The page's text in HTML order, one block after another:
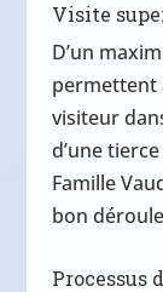
Visite
D’un
permettent
visiteur
d’une
Famille
bon
Processus